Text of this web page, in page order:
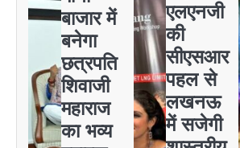
बाजार में
बनेगा
छत्रपति
शिवाजी
महाराज
का भव्य
एलएनजी
की
सीएसआर
पहल से
लखनऊ
में सजेगी